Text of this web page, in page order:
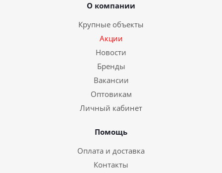
О компании
Крупные объекты
Акции
Новости
Бренды
Вакансии
Оптовикам
Личный кабинет
Помощь
Оплата и доставка
Контакты